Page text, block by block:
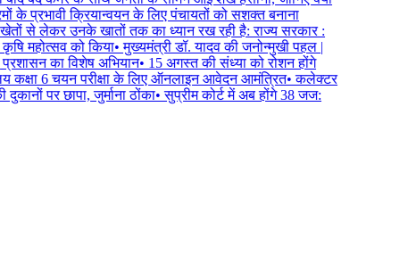
प्रभावी क्रियान्वयन के लिए पंचायतों को सशक्त बनाना
से लेकर उनके खातों तक का ध्यान रख रही है: राज्य सरकार :
महोत्सव को किया•मुख्यमंत्री डॉ. यादव की जनोन्मुखी पहल |
का विशेष अभियान•15 अगस्त की संध्या को रोशन होंगे
कक्षा 6 चयन परीक्षा के लिए ऑनलाइन आवेदन आमंत्रित•कलेक्टर
पर छापा, जुर्माना ठोंका•सुप्रीम कोर्ट में अब होंगे 38 जज: